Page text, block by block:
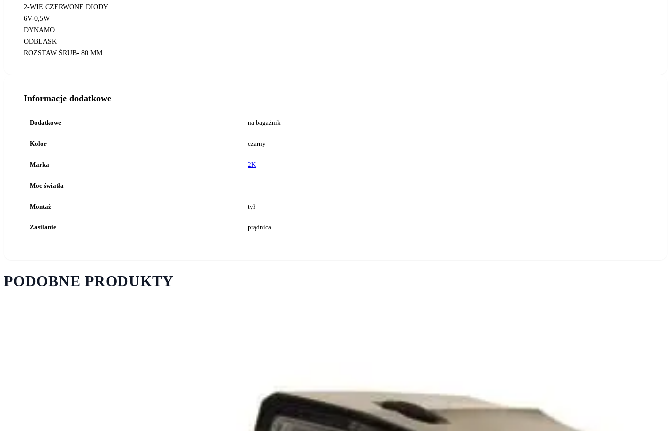
2-WIE CZERWONE DIODY
6V-0,5W
DYNAMO
ODBLASK
ROZSTAW ŚRUB- 80 MM
Informacje dodatkowe
Dodatkowe na bagażnik
Kolor czarny
Marka 2K
Moc światła
Montaż tył
Zasilanie prądnica
PODOBNE PRODUKTY